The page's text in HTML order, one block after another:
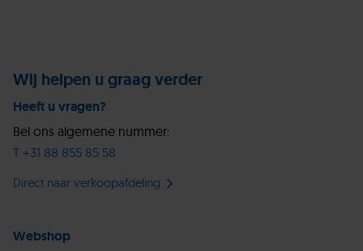
Wij helpen u graag verder
Heeft u vragen?
Bel ons algemene nummer:
T +31 88 855 85 58
Direct naar verkoopafdeling
Webshop